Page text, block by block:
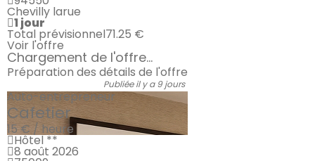
Chevilly larue
1 jour
Total prévisionnel71.25 €
Voir l'offre
Chargement de l'offre...
Préparation des détails de l'offre
Publiée il y a 9 jours
Auto-entrepreneur
Cafetier
15 € / heure
Hôtel **
8 août 2026